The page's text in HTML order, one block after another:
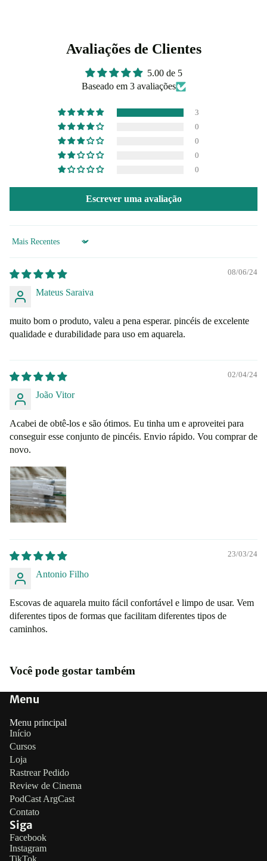
Avaliações de Clientes
5.00 de 5
Baseado em 3 avaliações
3
0
0
0
0
Escrever uma avaliação
Sort by
08/06/24
Mateus Saraiva
muito bom o produto, valeu a pena esperar. pincéis de excelente
qualidade e durabilidade para uso em aquarela.
02/04/24
João Vitor
Acabei de obtê-los e são ótimos. Eu tinha um e aproveitei para
conseguir esse conjunto de pincéis. Envio rápido. Vou comprar de
novo.
23/03/24
Antonio Filho
Escovas de aquarela muito fácil confortável e limpo de usar. Vem
diferentes tipos de formas que facilitam diferentes tipos de
caminhos.
Você pode gostar também
Menu
Menu principal
Início
Cursos
Loja
Rastrear Pedido
Review de Cinema
PodCast ArgCast
Contato
Siga
Facebook
Instagram
TikTok